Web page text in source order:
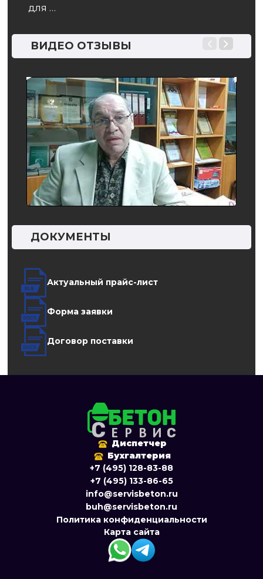
для …
ВИДЕО ОТЗЫВЫ
ДОКУМЕНТЫ
Актуальный прайс-лист
Форма заявки
Договор поставки
Диспетчер
Бухгалтерия
+7 (495) 128-83-88
+7 (495) 133-86-65
info@servisbeton.ru
buh@servisbeton.ru
Политика конфиденциальности
Карта сайта